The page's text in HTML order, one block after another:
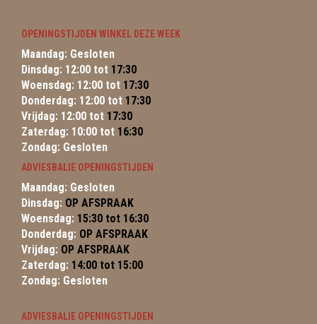
OPENINGSTIJDEN WINKEL DEZE WEEK
Maandag: Gesloten
Dinsdag: 12:00 tot 17:30
Woensdag: 12:00 tot 17:30
Donderdag: 12:00 tot 17:30
Vrijdag: 12:00 tot 17:30
Zaterdag: 10:00 tot 16:30
Zondag: Gesloten
ADVIESBALIE OPENINGSTIJDEN
Maandag: Gesloten
Dinsdag: OP AFSPRAAK
Woensdag: 15:30 tot 16:30
Donderdag: OP AFSPRAAK
Vrijdag: OP AFSPRAAK
Zaterdag: 14:00 tot 15:00
Zondag: Gesloten
ADVIESBALIE OPENINGSTIJDEN